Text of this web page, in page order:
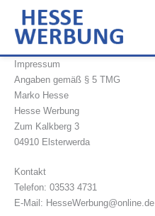
springen
Impressum
Angaben gemäß § 5 TMG
Marko Hesse
Hesse Werbung
Zum Kalkberg 3
04910 Elsterwerda
Kontakt
Telefon: 03533 4731
E-Mail: HesseWerbung@online.de